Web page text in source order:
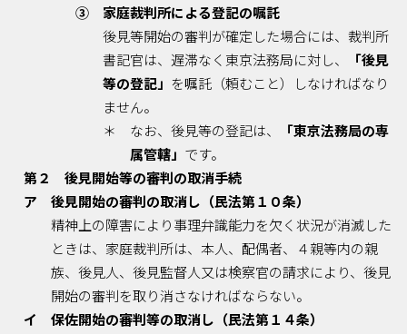
③ 家庭裁判所による登記の嘱託
後見等開始の審判が確定した場合には、裁判所
書記官は、遅滞なく東京法務局に対し、
「後見
等の登記」 を嘱託（頼むこと）しなければなり
ません。
＊ なお、後見等の登記は、
「東京法務局の専
属管轄」 です。
第２ 後見開始等の審判の取消手続
ア 後見開始の審判の取消し（民法第１０条）
精神上の障害により事理弁識能力を欠く状況が消滅した
ときは、家庭裁判所は、本人、配偶者、４親等内の親
族、後見人、後見監督人又は検察官の請求により、後見
開始の審判を取り消さなければならない。
イ 保佐開始の審判等の取消し（民法第１４条）